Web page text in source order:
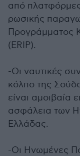
από
ρωσικής
Προγράμματος
(ERIP).
-Οι ναυτικές
κόλπο της
είναι αμοιβαία
ασφάλεια των
Ελλάδας.
-Οι Ηνωμένες